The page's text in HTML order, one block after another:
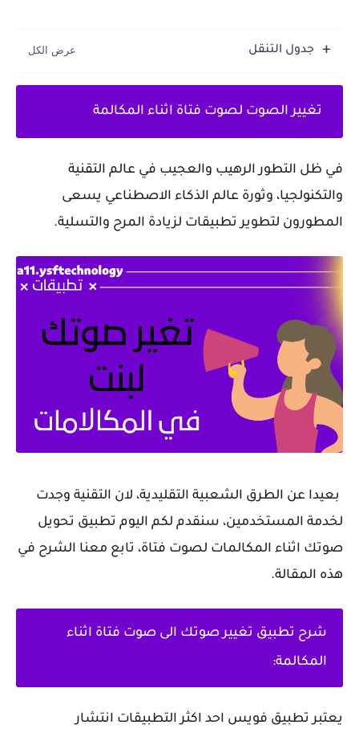
جدول التنقل
تغيير الصوت لصوت فتاة اثناء المكالمة
في ظل التطور الرهيب والعجيب في عالم التقنية
والتكنولجيا، وثورة عالم الذكاء الاصطناعي يسعى
المطورون لتطوير تطبيقات لزيادة المرح والتسلية.
بعيدا عن الطرق الشعبية التقليدية، لان التقنية وجدت
لخدمة المستخدمين، سنقدم لكم اليوم تطبيق تحويل
صوتك اثناء المكالمات لصوت فتاة، تابع معنا الشرح في
هذه المقالة.
شرح تطبيق تغيير صوتك الى صوت فتاة اثناء
المكالمة:
يعتبر تطبيق فويس احد اكثر التطبيقات انتشار